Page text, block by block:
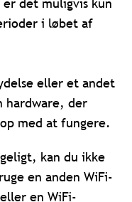
i løbet af
eller et andet
hardware, der
med at fungere.
kan du ikke
en anden WiFi-
en WiFi-